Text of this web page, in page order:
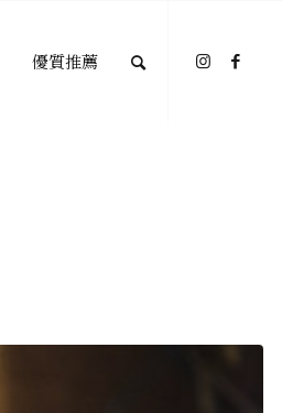
優質推薦